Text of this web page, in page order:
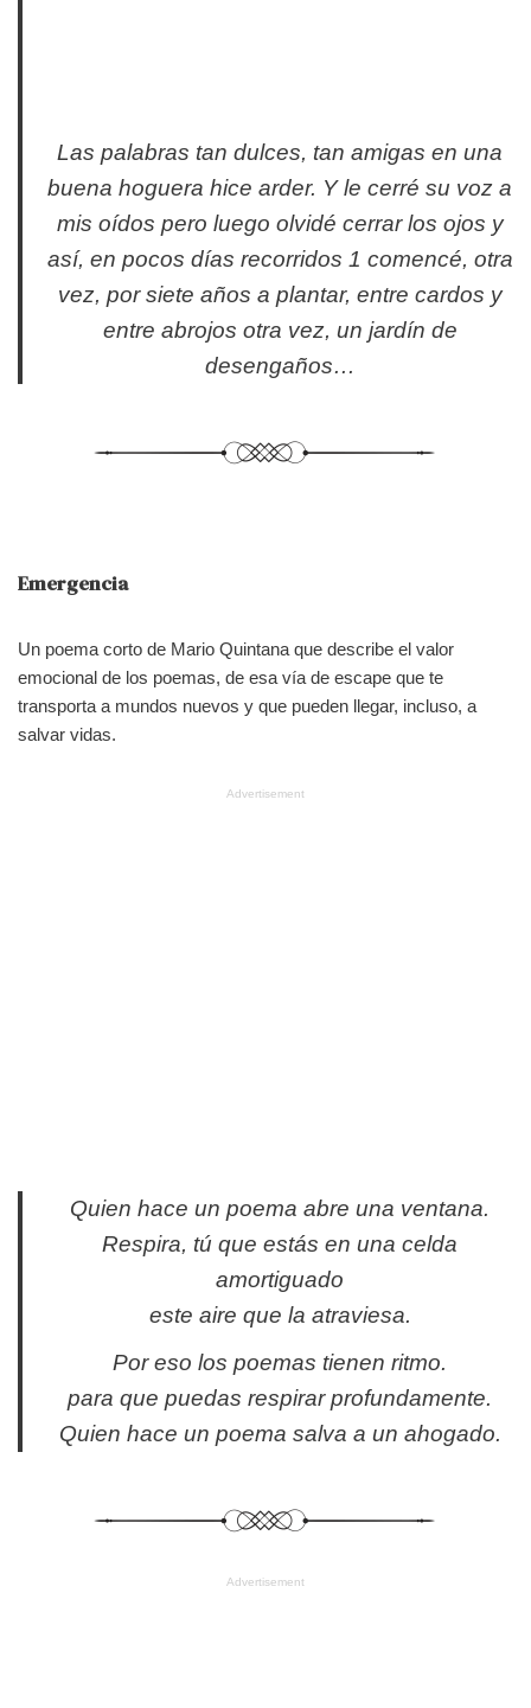
Las palabras tan dulces, tan amigas en una
buena hoguera hice arder. Y le cerré su voz a
mis oídos pero luego olvidé cerrar los ojos y
así, en pocos días recorridos 1 comencé, otra
vez, por siete años a plantar, entre cardos y
entre abrojos otra vez, un jardín de
desengaños…
Emergencia
Un poema corto de Mario Quintana que describe el valor
emocional de los poemas, de esa vía de escape que te
transporta a mundos nuevos y que pueden llegar, incluso, a
salvar vidas.
Advertisement
Quien hace un poema abre una ventana.
Respira, tú que estás en una celda
amortiguado
este aire que la atraviesa.
Por eso los poemas tienen ritmo.
para que puedas respirar profundamente.
Quien hace un poema salva a un ahogado.
Advertisement